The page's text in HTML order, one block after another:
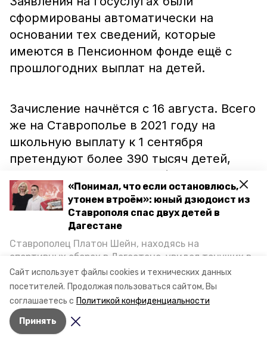
Сайт использует файлы cookies и технических данных
посетителей. Продолжая пользоваться сайтом, Вы
соглашаетесь с Политикой конфиденциальности
Принять
«Понимал, что если остановлюсь,
утонем втроём»: юный дзюдоист из
Ставрополя спас двух детей в
Дагестане
Ставрополец Платон Шейн, находясь на
спортивных сборах в Дегестане, увидел тонущих в
Каспийском море детей и бросился на помощь. По
возвращении домой, отважного мальчика
пригласили в министерство образования края и
наградили. Корреспондент «Победы26» пообщался
с юным героем.
сформированы автоматически на
основании тех сведений, которые
имеются в Пенсионном фонде ещё с
прошлогодних выплат на детей.
Зачисление начнётся с 16 августа. Всего
же на Ставрополье в 2021 году на
школьную выплату к 1 сентября
претендуют более 390 тысяч детей,
сообщили в Отделении ПФР региона.
Напомним, ранее губернатор Владимир
Владимировсообщил
выплаты в полном объёме дойдут до
ставропольцев.